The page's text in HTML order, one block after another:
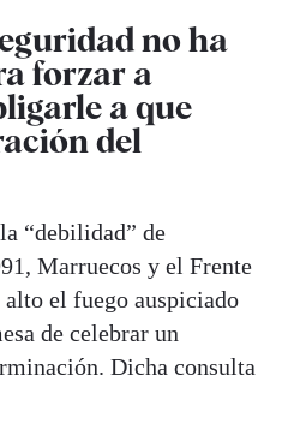
no ha
forzar a
a que
del
“debilidad” de
Marruecos y el Frente
el fuego auspiciado
de celebrar un
Dicha consulta